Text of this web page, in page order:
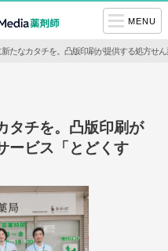
MENU
たなカタチを。凸版印刷が提供する処方せ
タチを。凸版印刷が
ービス「とどくす